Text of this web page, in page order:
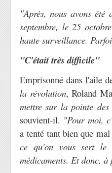
"Après, nous avons
septembre, le 25
haute surveillance.
"C'était très difficile"
Emprisonné dans l'aile
la révolution, Roland
mettre sur la pointe
souvient-il. "Pour moi,
a tenté tant bien que
ce qu'on vous sert le
médicaments. Et donc,